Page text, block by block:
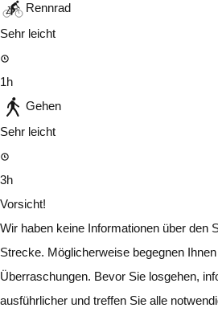
Rennrad
Sehr leicht
1h
Gehen
Sehr leicht
3h
Vorsicht!
Wir haben keine Informationen über den
Strecke. Möglicherweise begegnen
Überraschungen. Bevor Sie losgehen,
ausführlicher und treffen Sie alle